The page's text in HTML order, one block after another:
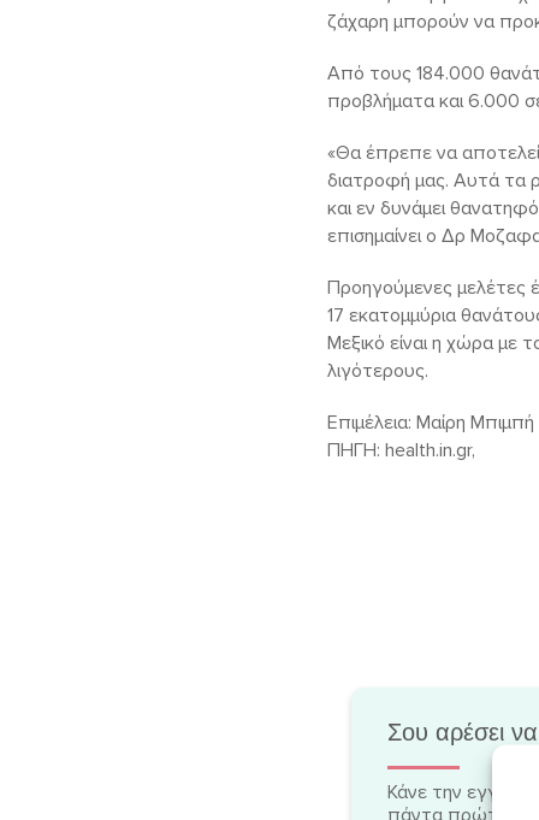
ζάχαρη μπορούν να
Από τους 184.000
προβλήματα και 6.000
«Θα έπρεπε να
διατροφή μας. Αυτά τα
και εν δυνάμει
επισημαίνει ο Δρ
Προηγούμενες μελέτες
17 εκατομμύρια
Μεξικό είναι η χώρα με
λιγότερους.
Επιμέλεια: Μαίρη Μπιμπή
ΠΗΓΗ: health.in.gr,
Σου αρέσει
Κάνε την
πάντα πρώτη/-ος